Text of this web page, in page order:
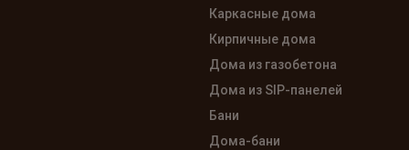
Каркасные дома
Кирпичные дома
Дома из газобетона
Дома из SIP-панелей
Бани
Дома-бани